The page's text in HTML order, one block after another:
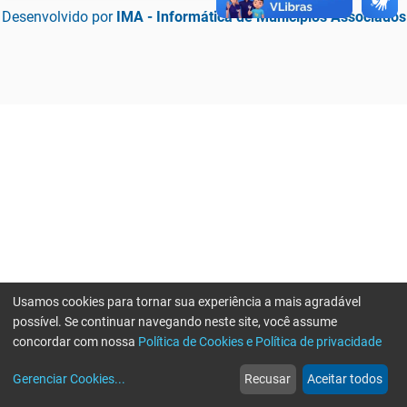
Desenvolvido por IMA - Informática de Municípios Associados
web
Notícias
more_horiz
Mais
Usamos cookies para tornar sua experiência a mais agradável
possível. Se continuar navegando neste site, você assume
concordar com nossa Política de Cookies e Política de privacidade
Gerenciar Cookies... Recusar Aceitar todos
Erro ao enviar informações, por favor tente novamente